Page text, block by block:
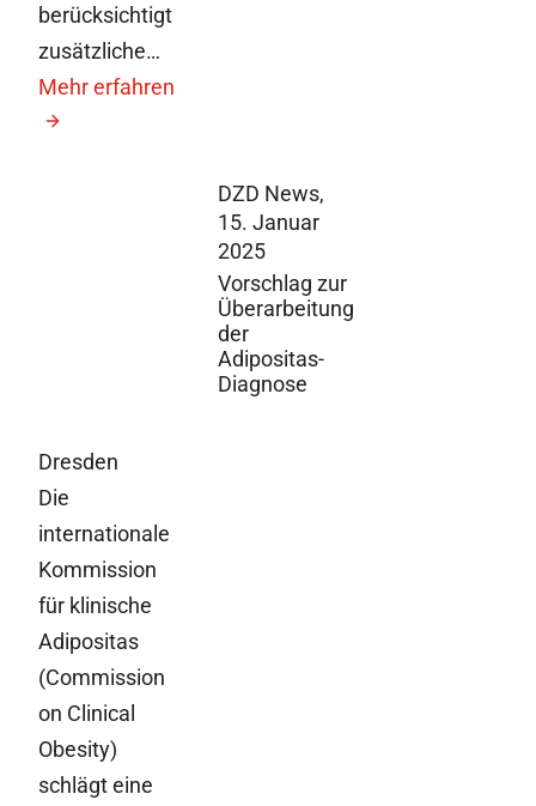
DZD News,
15. Januar
2025
Vorschlag zur
Überarbeitung
der
Adipositas-
Diagnose
berücksichtigt
zusätzliche…
Mehr erfahren
Dresden
Die
internationale
Kommission
für klinische
Adipositas
(Commission
on Clinical
Obesity)
schlägt eine